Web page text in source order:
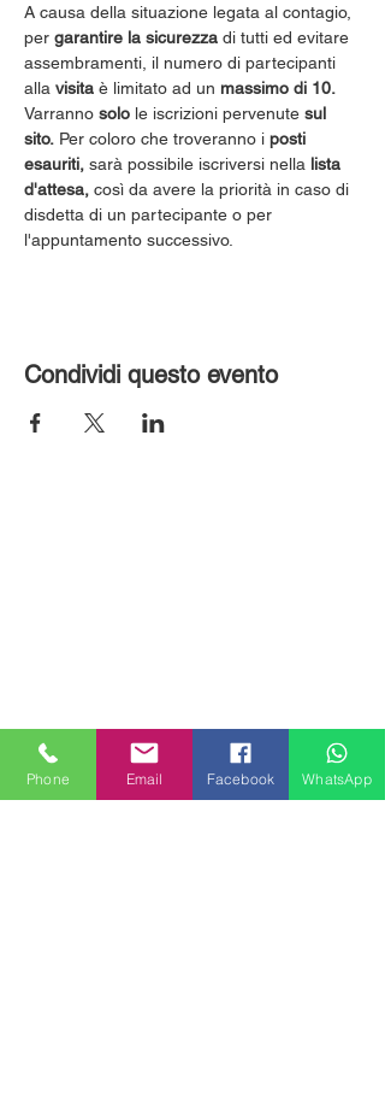
A causa della situazione legata al contagio,
per garantire la sicurezza di tutti ed evitare
assembramenti, il numero di partecipanti
alla visita è limitato ad un massimo di 10.
Varranno solo le iscrizioni pervenute sul
sito. Per coloro che troveranno i posti
esauriti, sarà possibile iscriversi nella lista
d'attesa, così da avere la priorità in caso di
disdetta di un partecipante o per
l'appuntamento successivo.
Condividi questo evento
Phone Email Facebook WhatsApp